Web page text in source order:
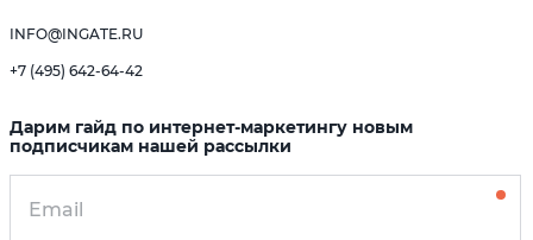
INFO@INGATE.RU
+7 (495) 642-64-42
Дарим гайд по интернет-маркетингу новым
подписчикам нашей рассылки